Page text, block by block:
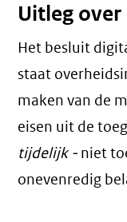
Uitleg
Het besluit
staat
maken van de
eisen uit de
tijdelijk - niet
onevenredig